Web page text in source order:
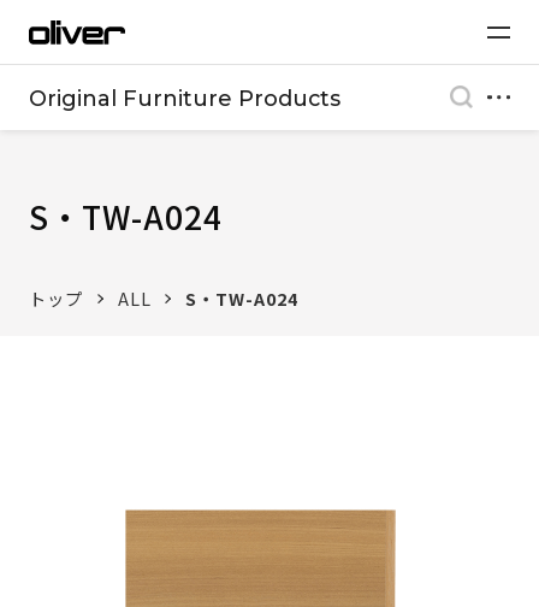
Original Furniture Products
S・TW-A024
トップ ALL S・TW-A024